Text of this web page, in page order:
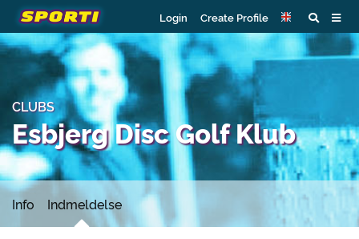
Login Create Profile
CLUBS
Esbjerg Disc Golf Klub
Info Indmeldelse